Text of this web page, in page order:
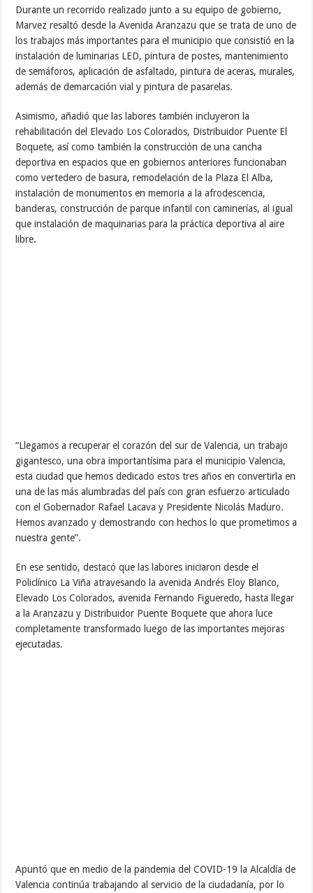
Durante un recorrido realizado junto a su equipo de gobierno,
Marvez resaltó desde la Avenida Aranzazu que se trata de uno de
los trabajos más importantes para el municipio que consistió en la
instalación de luminarias LED, pintura de postes, mantenimiento
de semáforos, aplicación de asfaltado, pintura de aceras, murales,
además de demarcación vial y pintura de pasarelas.
Asimismo, añadió que las labores también incluyeron la
rehabilitación del Elevado Los Colorados, Distribuidor Puente El
Boquete, así como también la construcción de una cancha
deportiva en espacios que en gobiernos anteriores funcionaban
como vertedero de basura, remodelación de la Plaza El Alba,
instalación de monumentos en memoria a la afrodescencia,
banderas, construcción de parque infantil con caminerías, al igual
que instalación de maquinarias para la práctica deportiva al aire
libre.
“Llegamos a recuperar el corazón del sur de Valencia, un trabajo
gigantesco, una obra importantísima para el municipio Valencia,
esta ciudad que hemos dedicado estos tres años en convertirla en
una de las más alumbradas del país con gran esfuerzo articulado
con el Gobernador Rafael Lacava y Presidente Nicolás Maduro.
Hemos avanzado y demostrando con hechos lo que prometimos a
nuestra gente”.
En ese sentido, destacó que las labores iniciaron desde el
Policlínico La Viña atravesando la avenida Andrés Eloy Blanco,
Elevado Los Colorados, avenida Fernando Figueredo, hasta llegar
a la Aranzazu y Distribuidor Puente Boquete que ahora luce
completamente transformado luego de las importantes mejoras
ejecutadas.
Apuntó que en medio de la pandemia del COVID-19 la Alcaldía de
Valencia continúa trabajando al servicio de la ciudadanía, por lo